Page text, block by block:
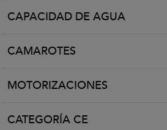
CAPACIDAD DE AGUA
CAMAROTES
MOTORIZACIONES
CATEGORÍA CE